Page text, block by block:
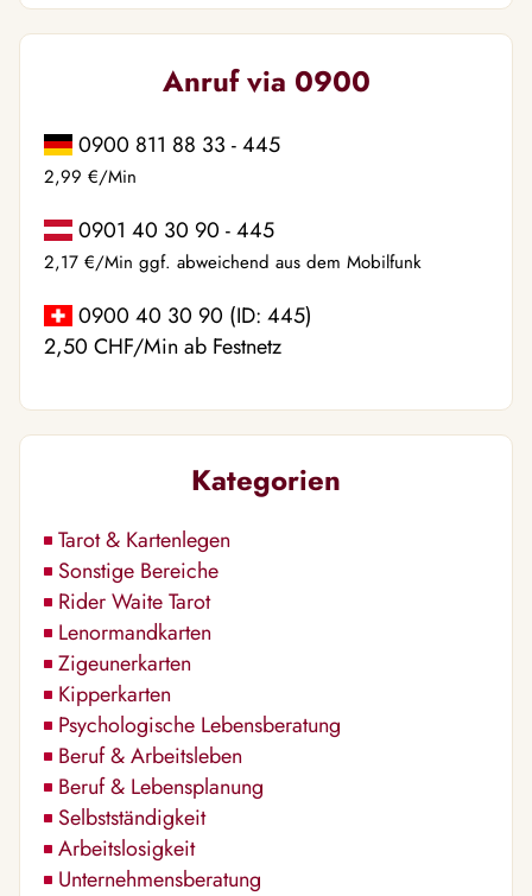
Anruf via 0900
0900 811 88 33 - 445
2,99 €/Min
0901 40 30 90 - 445
2,17 €/Min ggf. abweichend aus dem Mobilfunk
0900 40 30 90 (ID: 445)
2,50 CHF/Min ab Festnetz
Kategorien
Tarot & Kartenlegen
Sonstige Bereiche
Rider Waite Tarot
Lenormandkarten
Zigeunerkarten
Kipperkarten
Psychologische Lebensberatung
Beruf & Arbeitsleben
Beruf & Lebensplanung
Selbstständigkeit
Arbeitslosigkeit
Unternehmensberatung